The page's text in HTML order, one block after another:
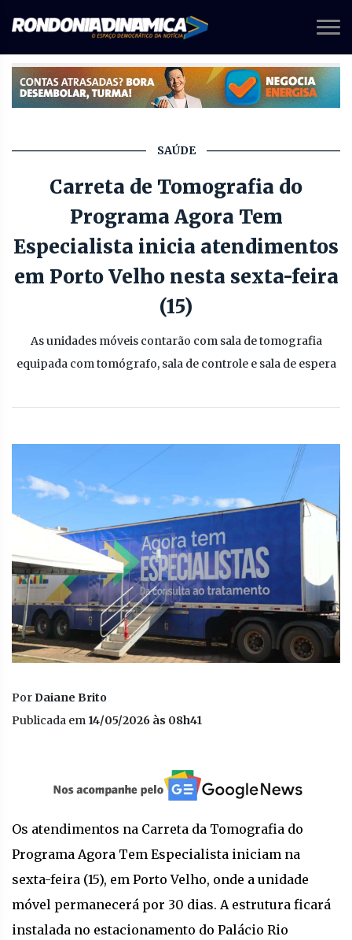
SAÚDE
Carreta de Tomografia do
Programa Agora Tem
Especialista inicia atendimentos
em Porto Velho nesta sexta-feira
(15)
As unidades móveis contarão com sala de tomografia
equipada com tomógrafo, sala de controle e sala de espera
Por Daiane Brito
Publicada em 14/05/2026 às 08h41
Os atendimentos na Carreta da Tomografia do
Programa Agora Tem Especialista iniciam na
sexta-feira (15), em Porto Velho, onde a unidade
móvel permanecerá por 30 dias. A estrutura ficará
instalada no estacionamento do Palácio Rio